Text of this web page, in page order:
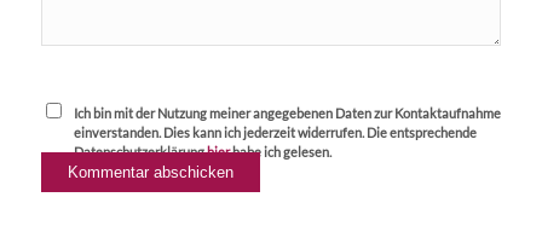
Ich bin mit der Nutzung meiner angegebenen Daten zur Kontaktaufnahme
einverstanden. Dies kann ich jederzeit widerrufen. Die entsprechende
Datenschutzerklärunghierhabe ich gelesen.